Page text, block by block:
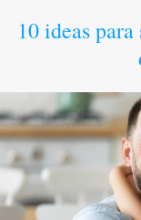
10 ideas